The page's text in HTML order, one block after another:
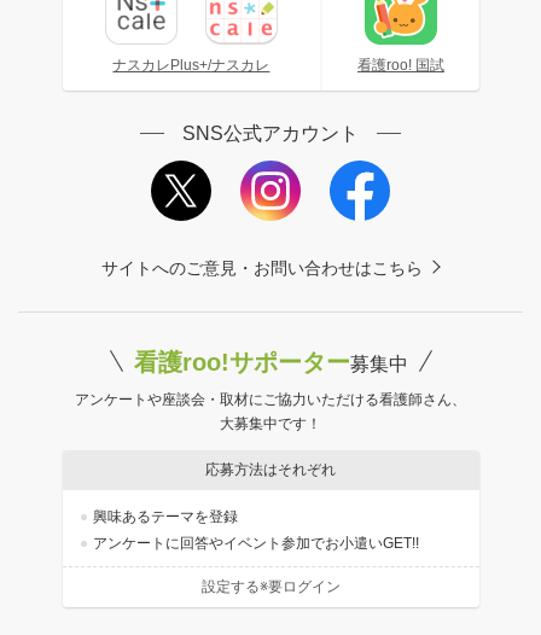
ナスカレPlus+/ナスカレ 看護roo! 国試
SNS公式アカウント
サイトへのご意見・お問い合わせはこちら
看護roo!サポーター募集中
アンケートや座談会・取材にご協力いただける看護師さん、
大募集中です！
応募方法はそれぞれ
興味あるテーマを登録
アンケートに回答やイベント参加でお小遣いGET!!
設定する※要ログイン